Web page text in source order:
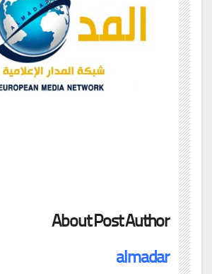
About Post Author
almadar